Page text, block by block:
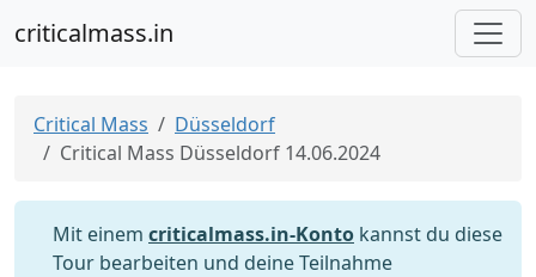
criticalmass.in
Critical Mass
Düsseldorf
Critical Mass Düsseldorf 14.06.2024
Mit einem criticalmass.in-Konto kannst du diese
Tour bearbeiten und deine Teilnahme